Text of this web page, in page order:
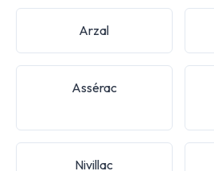
Arzal
Assérac
Nivillac